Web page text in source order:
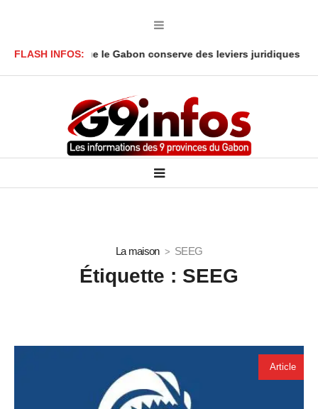
FLASH INFOS:
le Gabon conserve des leviers juridiques Des milliers
La maison SEEG
Étiquette : SEEG
Article